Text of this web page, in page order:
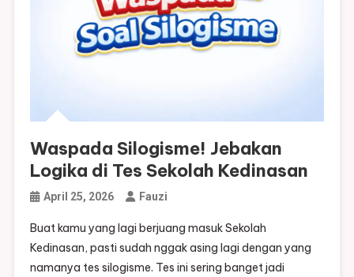
Waspada Silogisme! Jebakan
Logika di Tes Sekolah Kedinasan
April 25, 2026 Fauzi
Buat kamu yang lagi berjuang masuk Sekolah
Kedinasan, pasti sudah nggak asing lagi dengan yang
namanya tes silogisme. Tes ini sering banget jadi